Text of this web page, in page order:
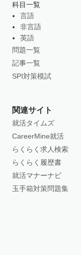
科目一覧
言語
非言語
英語
問題一覧
記事一覧
SPI対策模試
関連サイト
就活タイムズ
CareerMine就活
らくらく求人検索
らくらく履歴書
就活マナーナビ
玉手箱対策問題集